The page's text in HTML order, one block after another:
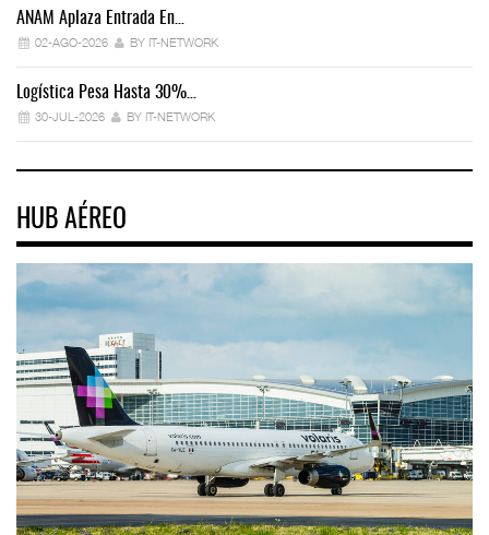
ANAM Aplaza Entrada En…
02-AGO-2026 BY IT-NETWORK
Logística Pesa Hasta 30%…
30-JUL-2026 BY IT-NETWORK
HUB AÉREO